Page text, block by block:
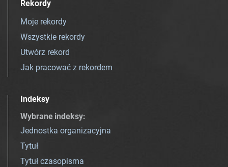
Rekordy
Moje rekordy
Wszystkie rekordy
Utwórz rekord
Jak pracować z rekordem
Indeksy
Wybrane indeksy:
Jednostka organizacyjna
Tytuł
Tytuł czasopisma